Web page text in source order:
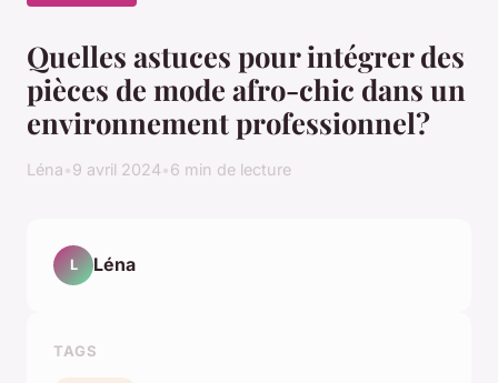
Quelles astuces pour intégrer des
pièces de mode afro-chic dans un
environnement professionnel?
Léna•9 avril 2024•6 min de lecture
L Léna
TAGS